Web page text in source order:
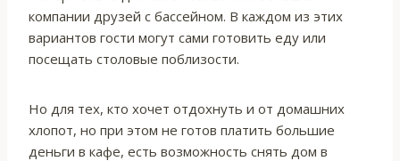
компании друзей с бассейном. В каждом из этих
вариантов гости могут сами готовить еду или
посещать столовые поблизости.
Но для тех, кто хочет отдохнуть и от домашних
хлопот, но при этом не готов платить большие
деньги в кафе, есть возможность снять дом в